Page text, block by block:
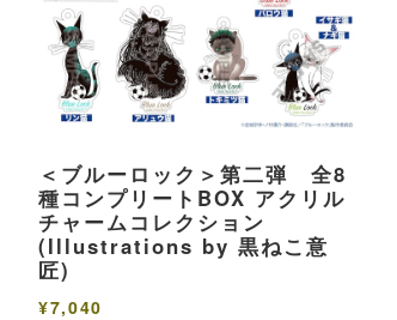
＜ブルーロック＞第二弾 全8
種コンプリートBOX アクリル
チャームコレクション
(Illustrations by 黒ねこ意
匠)
¥7,040